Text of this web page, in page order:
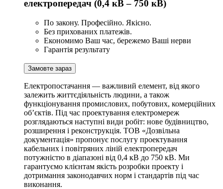
електропередач (0,4 кВ – 750 кВ)
По закону. Професійно. Якісно.
Без прихованих платежів.
Економимо Ваш час, бережемо Ваші нерви
Гарантія результату
Замовте зараз
Електропостачання — важливий елемент, від якого
залежить життєдіяльність людини, а також
функціонування промислових, побутових, комерційних
об’єктів. Під час проектування електромереж
розглядаються наступні види робіт: нове будівництво,
розширення і реконструкція. ТОВ «Дозвільна
документація» пропонує послугу проектування
кабельних і повітряних ліній електропередач
потужністю в діапазоні від 0,4 кВ до 750 кВ. Ми
гарантуємо клієнтам якість розробки проекту і
дотримання законодавчих норм і стандартів під час
виконання.